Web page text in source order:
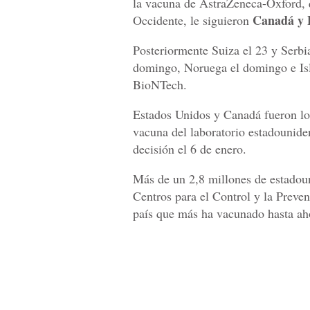
Occidente, le siguieron Canadá y
Posteriormente Suiza el 23 y
domingo, Noruega el domingo e
BioNTech.
Estados Unidos y Canadá fueron
vacuna del laboratorio
decisión el 6 de enero.
Más de un 2,8 millones de
Centros para el Control y la
país que más ha vacunado hasta